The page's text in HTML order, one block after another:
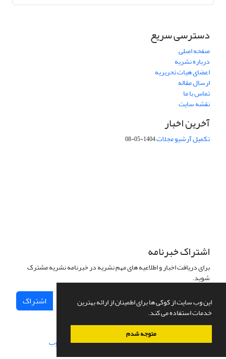
این وب سایت از کوکی ها برای اطمینان از ارائه بهترین
خدمات استفاده می کند.
متوجه شدم
دسترسی سریع
صفحه اصلی
درباره نشریه
اعضای هیات تحریریه
ارسال مقاله
تماس با ما
نقشه سایت
آخرین اخبار
تکمیل آرشیو مجلات1404-05-08
اشتراک خبرنامه
برای دریافت اخبار و اطلاعیه های مهم نشریه در خبرنامه نشریه مشترک
شوید.
اشتراک
سامانه مدیریت نشریات علمی.طراحی و پیاده سازی از سیناوب